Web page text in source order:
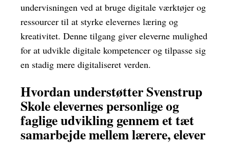
undervisningen ved at bruge digitale værktøjer og
ressourcer til at styrke elevernes læring og
kreativitet. Denne tilgang giver eleverne mulighed
for at udvikle digitale kompetencer og tilpasse sig
en stadig mere digitaliseret verden.
Hvordan understøtter Svenstrup
Skole elevernes personlige og
faglige udvikling gennem et tæt
samarbejde mellem lærere, elever